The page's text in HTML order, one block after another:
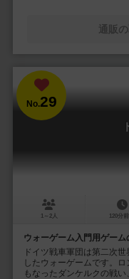
通販
No.29
1～2人 120分前
ウォーゲーム入門用ゲーム
ドイツ戦車軍団は第二次
したウォーゲームです。
もなったダンケルクの戦